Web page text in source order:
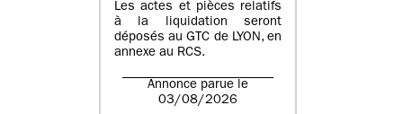
Les actes et pièces relatifs
à la liquidation seront
déposés au GTC de LYON, en
annexe au RCS.
Annonce parue le
03/08/2026